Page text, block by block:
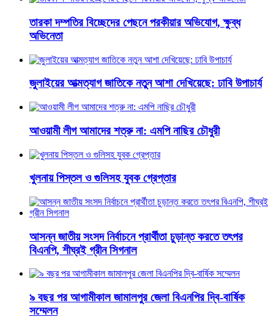
তারকা দম্পতির বিচ্ছেদের পেছনে পরকীয়ার অভিযোগ, ক্ষুব্ধ
অভিনেতা
জুলাইয়ের আত্মত্যাগ জাতিকে নতুন আশা দেখিয়েছে: ঢাবি উপাচার্য
আওয়ামী লীগ আমাদের শত্রু না: এমপি নাছির চৌধুরী
খুলনায় পিস্তল ও গুলিসহ যুবক গ্রেপ্তার
আসন্ন জাতীয় সংসদ নির্বাচনে প্রার্থীতা চুড়ান্ত করতে তৎপর
বিএনপি, শীঘ্রই গ্রীন সিগনাল
৯ বছর পর আগামীকাল জামালপুর জেলা বিএনপির দ্বি-বার্ষিক
সম্মেলন